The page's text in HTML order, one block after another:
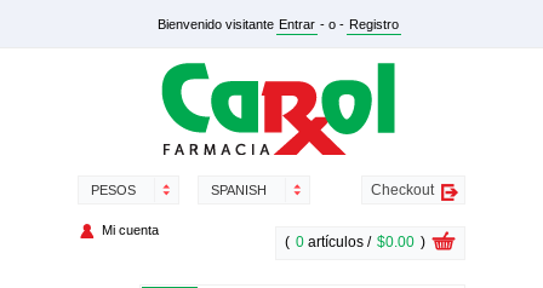
Bienvenido visitante Entrar - o - Registro
SPANISH
PESOS
Mi cuenta
( 0 artículos / $0.00 )
Checkout